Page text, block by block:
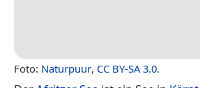
Foto: Naturpuur, CC BY-SA 3.0.